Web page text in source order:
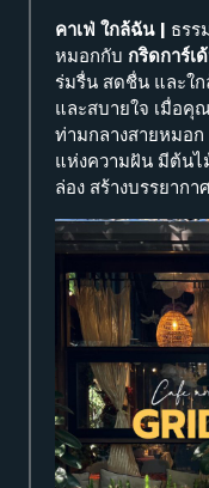
คาเฟ่ ใกล้ฉัน | ธรร
หมอกกับ กริดการ์เ
ร่มรื่น สดชื่น และใ
และสบายใจ เมื่อคุ
ท่ามกลางสายหมอ
แห่งความฝัน มีต้น
ล่อง สร้างบรรยาก